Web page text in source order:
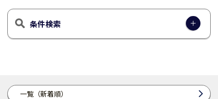
一覧（新着順）
条件検索